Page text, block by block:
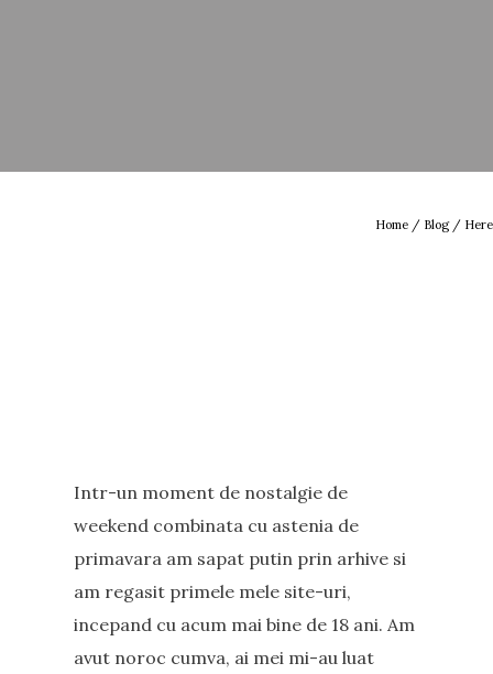
Home / Blog/ Here
Intr-un moment de nostalgie de
weekend combinata cu astenia de
primavara am sapat putin prin arhive si
am regasit primele mele site-uri,
incepand cu acum mai bine de 18 ani. Am
avut noroc cumva, ai mei mi-au luat